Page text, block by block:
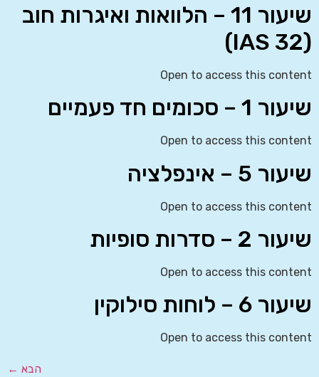
שיעור 11 – הלוואות ואיגרות חוב
(IAS 32)
Open to access this content
שיעור 1 – סכומים חד פעמיים
Open to access this content
שיעור 5 – אינפלציה
Open to access this content
שיעור 2 – סדרות סופיות
Open to access this content
שיעור 6 – לוחות סילוקין
Open to access this content
הבא ←